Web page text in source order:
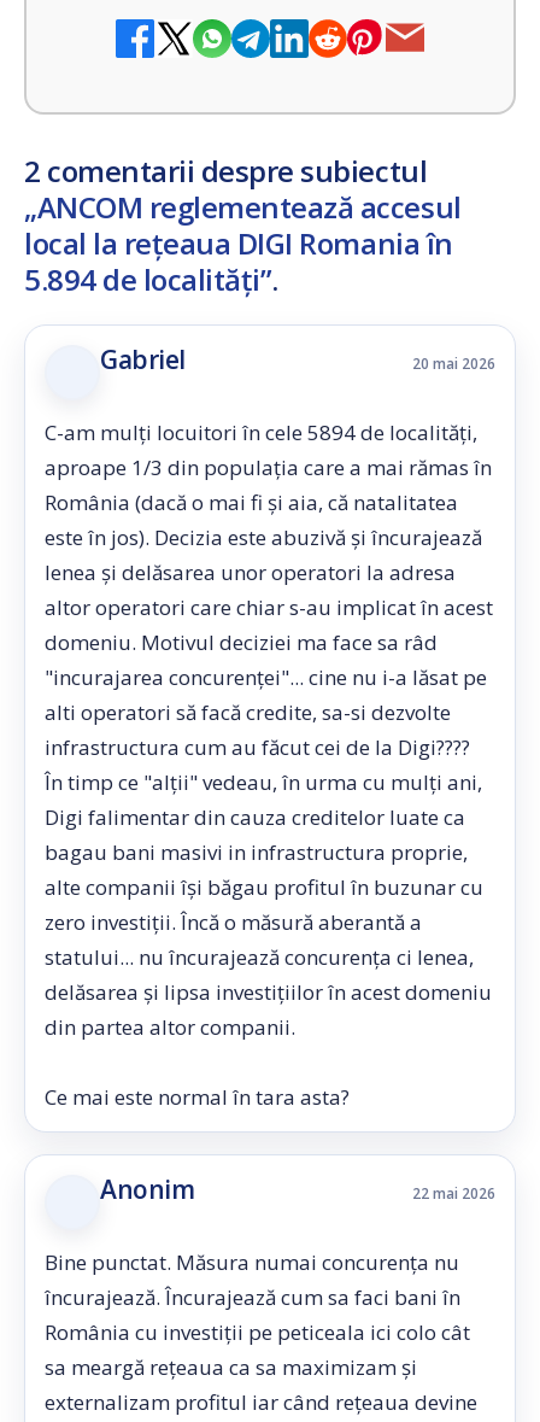
2 comentarii despre subiectul
„ANCOM reglementează accesul
local la rețeaua DIGI Romania în
5.894 de localități”.
Gabriel 20 mai 2026
C-am mulți locuitori în cele 5894 de localități,
aproape 1/3 din populația care a mai rămas în
România (dacă o mai fi și aia, că natalitatea
este în jos). Decizia este abuzivă și încurajează
lenea și delăsarea unor operatori la adresa
altor operatori care chiar s-au implicat în acest
domeniu. Motivul deciziei ma face sa râd
"incurajarea concurenței"... cine nu i-a lăsat pe
alti operatori să facă credite, sa-si dezvolte
infrastructura cum au făcut cei de la Digi????
În timp ce "alții" vedeau, în urma cu mulți ani,
Digi falimentar din cauza creditelor luate ca
bagau bani masivi in infrastructura proprie,
alte companii își băgau profitul în buzunar cu
zero investiții. Încă o măsură aberantă a
statului... nu încurajează concurența ci lenea,
delăsarea și lipsa investițiilor în acest domeniu
din partea altor companii.
Ce mai este normal în tara asta?
Anonim 22 mai 2026
Bine punctat. Măsura numai concurența nu
încurajează. Încurajează cum sa faci bani în
România cu investiții pe peticeala ici colo cât
sa meargă rețeaua ca sa maximizam și
externalizam profitul iar când rețeaua devine